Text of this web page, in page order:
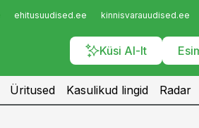
ehitusuudised.ee kinnisvarauudised.ee
Küsi AI-lt
Üritused Kasulikud lingid Radar